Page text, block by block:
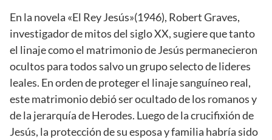
En la novela «El Rey Jesús»(1946), Robert Graves,
investigador de mitos del siglo XX, sugiere que tanto
el linaje como el matrimonio de Jesús permanecieron
ocultos para todos salvo un grupo selecto de lideres
leales. En orden de proteger el linaje sanguíneo real,
este matrimonio debió ser ocultado de los romanos y
de la jerarquía de Herodes. Luego de la crucifixión de
Jesús, la protección de su esposa y familia habría sido